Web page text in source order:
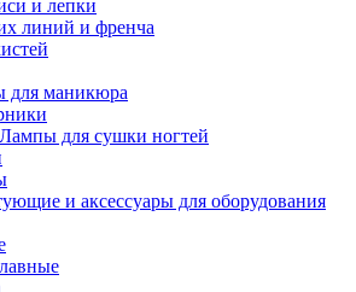
и лепки
линий и френча
для маникюра
для сушки ногтей
и аксессуары для оборудования